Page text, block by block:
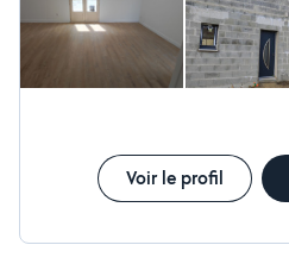
Voir le profil